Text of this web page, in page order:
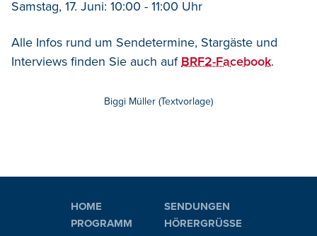
Samstag, 17. Juni: 10:00 - 11:00 Uhr
Alle Infos rund um Sendetermine, Stargäste und
Interviews finden Sie auch auf BRF2-Facebook.
Biggi Müller (Textvorlage)
HOME
PROGRAMM
SENDUNGEN
HÖRERGRÜSSE